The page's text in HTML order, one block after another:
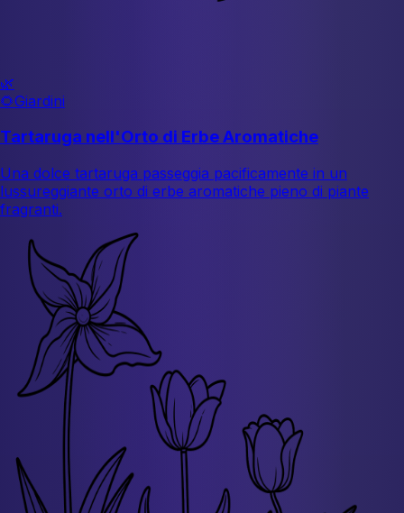
🌿
🌻Giardini
Tartaruga nell'Orto di Erbe Aromatiche
Una dolce tartaruga passeggia pacificamente in un
lussureggiante orto di erbe aromatiche pieno di piante
fragranti.